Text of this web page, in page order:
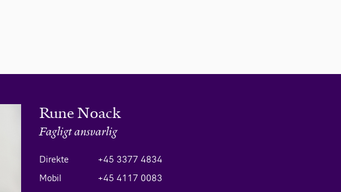
Rune Noack
Fagligt ansvarlig
Direkte
+45 3377 4834
Mobil
+45 4117 0083